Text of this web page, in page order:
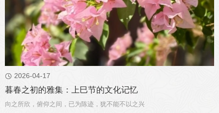
 2026-04-17
暮春之初的雅集：上巳节的文化记忆
向之所欣，俯仰之间，已为陈迹，犹不能不以之兴